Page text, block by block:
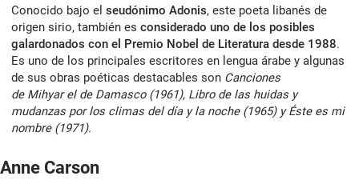
Conocido bajo el seudónimo Adonis, este poeta libanés de
origen sirio, también es considerado uno de los posibles
galardonados con el Premio Nobel de Literatura desde 1988.
Es uno de los principales escritores en lengua árabe y algunas
de sus obras poéticas destacables son Canciones
de Mihyar el de Damasco (1961), Libro de las huidas y
mudanzas por los climas del día y la noche (1965) y Éste es mi
nombre (1971).
Anne Carson